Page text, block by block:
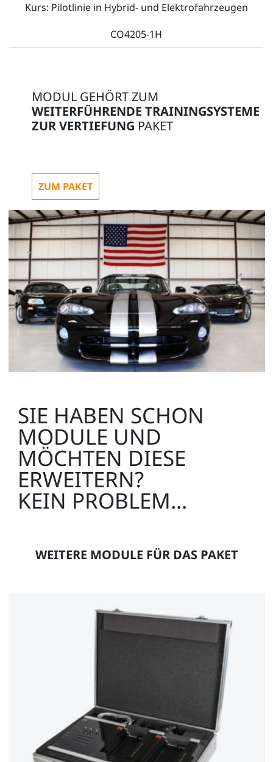
Kurs: Pilotlinie in Hybrid- und Elektrofahrzeugen
CO4205-1H
MODUL GEHÖRT ZUM
WEITERFÜHRENDE TRAININGSYSTEME
ZUR VERTIEFUNG PAKET
ZUM PAKET
SIE HABEN SCHON
MODULE UND
MÖCHTEN DIESE
ERWEITERN?
KEIN PROBLEM...
WEITERE MODULE FÜR DAS PAKET